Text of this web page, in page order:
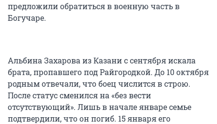
предложили обратиться в военную часть в
Богучаре.
Альбина Захарова из Казани с сентября искала
брата, пропавшего под Райгородкой. До 10 октября
родным отвечали, что боец числится в строю.
После статус сменился на «без вести
отсутствующий». Лишь в начале январе семье
подтвердили, что он погиб. 15 января его